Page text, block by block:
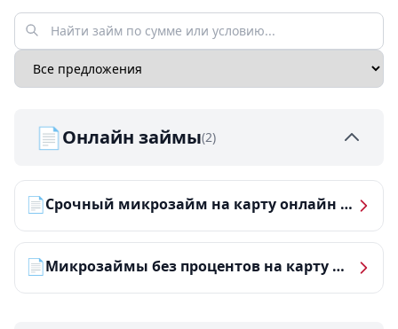
📄Онлайн займы(2)
📄 Срочный микрозайм на карту онлайн — получить деньги за 5 минут
📄 Микрозаймы без процентов на карту — ТОП-10 за 2026 год